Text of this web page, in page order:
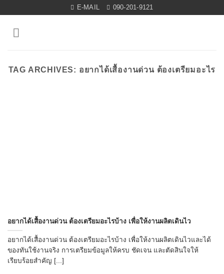
content
E-MAIL 090-201-9121
TAG ARCHIVES: อยากได้เสื้องานด่วน ต้องเตรียมอะไร
อยากได้เสื้องานด่วน ต้องเตรียมอะไรบ้าง เพื่อให้งานผลิตเดินไว
อยากได้เสื้องานด่วน ต้องเตรียมอะไรบ้าง เพื่อให้งานผลิตเดินไวและได้
ของทันใช้งานจริง การเตรียมข้อมูลให้ครบ ชัดเจน และตัดสินใจให้
เรียบร้อยสำคัญ [...]